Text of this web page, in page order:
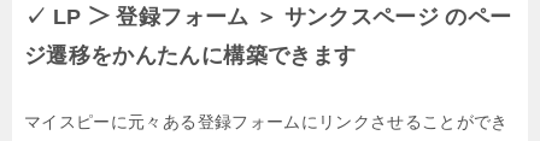
✓ LP ＞ 登録フォーム ＞ サンクスページ のペー
ジ遷移をかんたんに構築できます
マイスピーに元々ある登録フォームにリンクさせることができ